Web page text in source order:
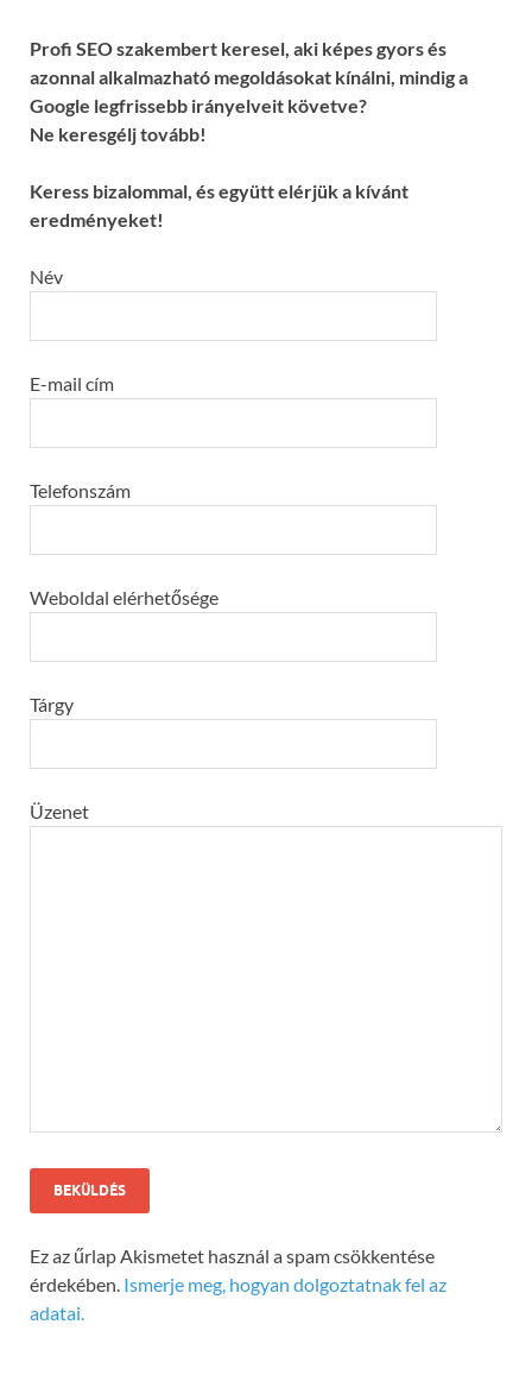
Profi SEO szakembert keresel, aki képes gyors és
azonnal alkalmazható megoldásokat kínálni, mindig a
Google legfrissebb irányelveit követve?
Ne keresgélj tovább!
Keress bizalommal, és együtt elérjük a kívánt
eredményeket!
Név
E-mail cím
Telefonszám
Weboldal elérhetősége
Tárgy
Üzenet
Ez az űrlap Akismetet használ a spam csökkentése
érdekében. Ismerje meg, hogyan dolgoztatnak fel az
adatai.